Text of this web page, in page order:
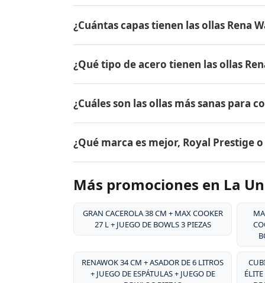
todo Colombia. Contáctame por
¿Cuántas capas tienen las ollas Rena
18/10, dos capas de aleación de aluminio
aluminio puro. Este diseño permite
alimentos.
¿Qué tipo de acero tienen las ollas
tipo de acero es resistente a la corrosión,
y es extremadamente duradero. Por eso
¿Cuáles son las ollas más sanas para
liberan sustancias tóxicas, no reaccionan
grasa, conservando hasta el 98% de los
¿Qué marca es mejor, Royal Prestige o
desde 1941, su acero inoxidable
patentado, y su garantía de por vida.
la durabilidad excepcional de sus
Más promociones en La
GRAN CACEROLA 38 CM + MAX COOKER
27 L + JUEGO DE BOWLS 3 PIEZAS
RENAWOK 34 CM + ASADOR DE 6 LITROS
+ JUEGO DE ESPÁTULAS + JUEGO DE